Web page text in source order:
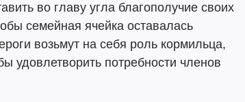
во главу угла благополучие своих
семейная ячейка оставалась
возьмут на себя роль кормильца,
удовлетворить потребности членов